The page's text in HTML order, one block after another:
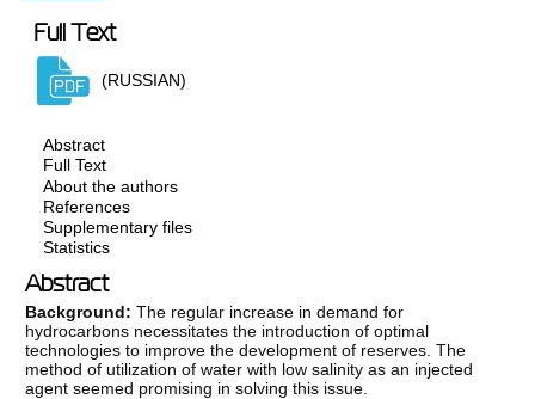
Full Text
(RUSSIAN)
Abstract
Full Text
About the authors
References
Supplementary files
Statistics
Abstract
Background: The regular increase in demand for
hydrocarbons necessitates the introduction of optimal
technologies to improve the development of reserves. The
method of utilization of water with low salinity as an injected
agent seemed promising in solving this issue.